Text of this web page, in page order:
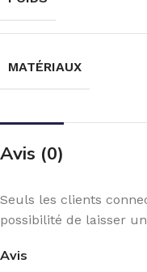
MATÉRIAUX
Avis (0)
Avis
Seuls les clients
possibilité de laisser